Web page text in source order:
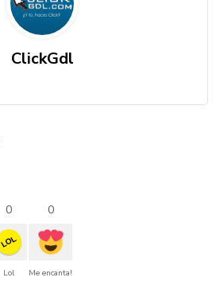
ClickGdl
0
LOL
Lol
0
Me encanta!